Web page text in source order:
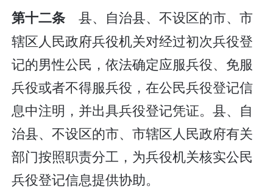
第十二条 县、自治县、不设区的市、市
辖区人民政府兵役机关对经过初次兵役登
记的男性公民，依法确定应服兵役、免服
兵役或者不得服兵役，在公民兵役登记信
息中注明，并出具兵役登记凭证。县、自
治县、不设区的市、市辖区人民政府有关
部门按照职责分工，为兵役机关核实公民
兵役登记信息提供协助。